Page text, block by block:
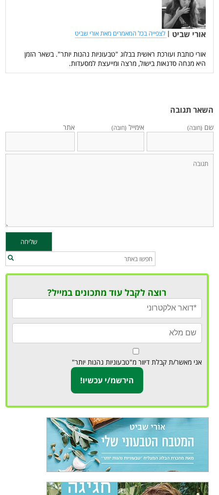
אורי שביט | לצפייה בכל המאמרים מאת אורי שביט
אורי כותבת ועורכת ראשית בבלוג "טבעוניות נהנות יותר". בשאר הזמן
היא מנחה סדנאות בישול, מרצה ומייעצת למסעדות.
השאר תגובה
שם (חובה) אימייל (חובה) אתר
רוצה לקבל עוד מתכונים במייל?
אני מאשר/ת קבלת דיוור מ"טבעוניות נהנות יותר"